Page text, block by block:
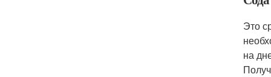
Это
на